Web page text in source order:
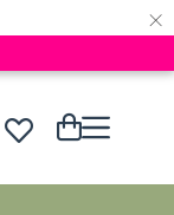
×
Winkelwagen